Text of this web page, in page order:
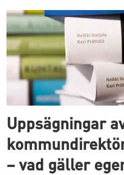
Uppsägningar
– vad gäller